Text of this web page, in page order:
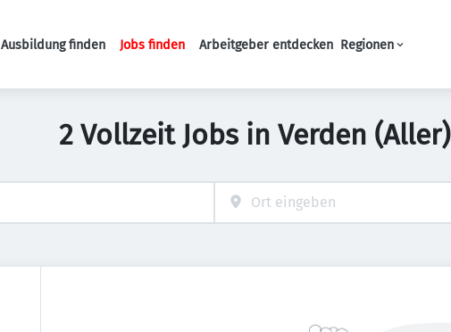
Haupt-Navigation
Ausbildung finden Jobs finden Arbeitgeber entdecken Regionen
2 Vollzeit Jobs in Verden (Aller)